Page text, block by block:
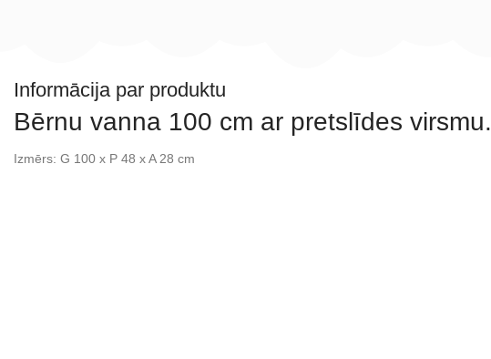
Informācija par produktu
Bērnu vanna 100 cm ar pretslīdes virsmu.
Izmērs: G 100 x P 48 x A 28 cm